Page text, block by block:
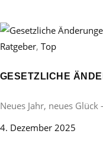
Ratgeber, Top
GESETZLICHE
Neues Jahr, neues
4. Dezember 2025